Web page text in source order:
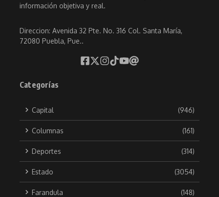
información objetiva y real.
Direccion: Avenida 32 Pte. No. 316 Col. Santa María,
72080 Puebla, Pue..
Categorías
Capital (946)
Columnas (161)
Deportes (314)
Estado (3054)
Farandula (148)